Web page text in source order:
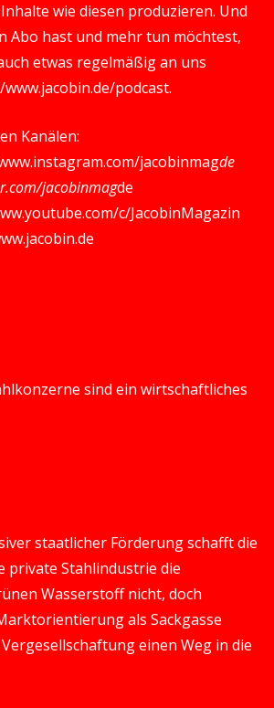
wie diesen produzieren. Und
Abo hast und mehr tun möchtest,
etwas regelmäßig an uns
podcast.
Kanälen:
jacobinmagde
jacobinmagde
c/JacobinMagazin
sind ein wirtschaftliches
staatlicher Förderung schafft die
private Stahlindustrie die
Wasserstoff nicht, doch
als Sackgasse
einen Weg in die